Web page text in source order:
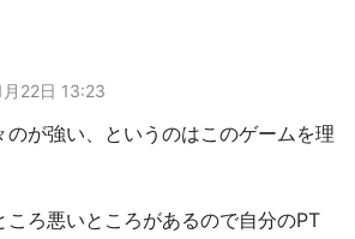
22日 13:23
のが強い、というのはこのゲームを理
ころ悪いところがあるので自分のPT